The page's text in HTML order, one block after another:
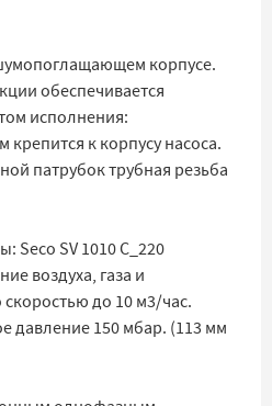
корпусе.
обеспечивается
исполнения:
к корпусу насоса.
патрубок трубная резьба
Seco SV 1010 С_220
воздуха, газа и
скоростью до 10 м3/час.
давление 150 мбар. (113 мм